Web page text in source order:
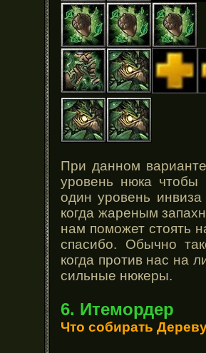
При данном
уровень нюка
один уровень
когда жареным
нам поможет стоять
спасибо. Обычно
когда против нас на
сильные нюкеры.
6. Итемордер
Что собирать